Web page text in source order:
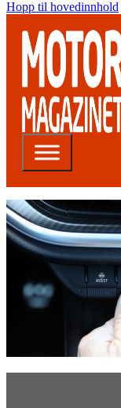
Hopp til hovedinnhold